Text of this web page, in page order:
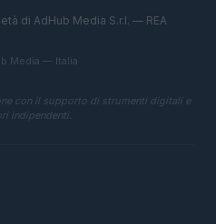
di AdHub Media S.r.l. — REA
Media — Italia
con il supporto di strumenti digitali e
indipendenti.